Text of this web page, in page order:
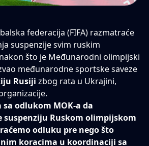
federacija (FIFA) razmatraće
suspenzije svim ruskim
što je Međunarodni olimpijski
međunarodne sportske saveze
Rusiji zbog rata u Ukrajini,
sa odlukom MOK-a da
suspenziju Ruskom olimpijskom
odluku pre nego što
koracima u koordinaciji sa